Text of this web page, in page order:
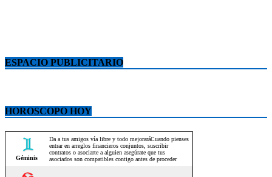
ESPACIO PUBLICITARIO
HOROSCOPO HOY